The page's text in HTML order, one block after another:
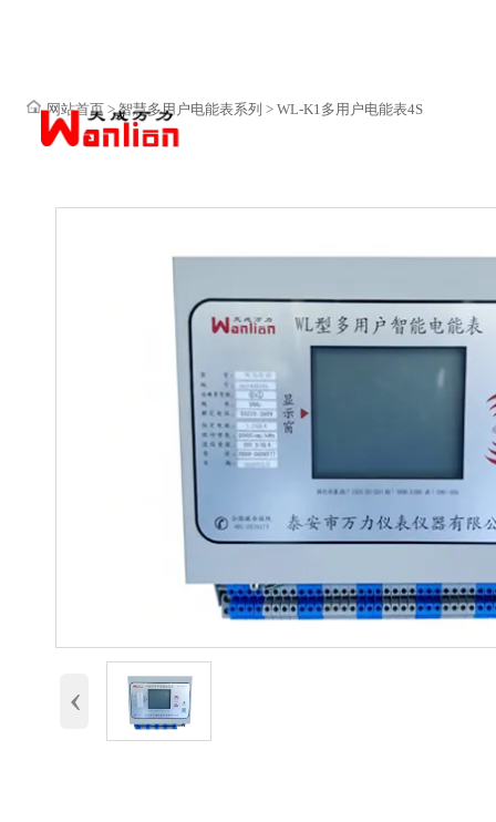
网站首页 >智慧多用户电能表系列 >WL-K1多用户电能表4S
‹